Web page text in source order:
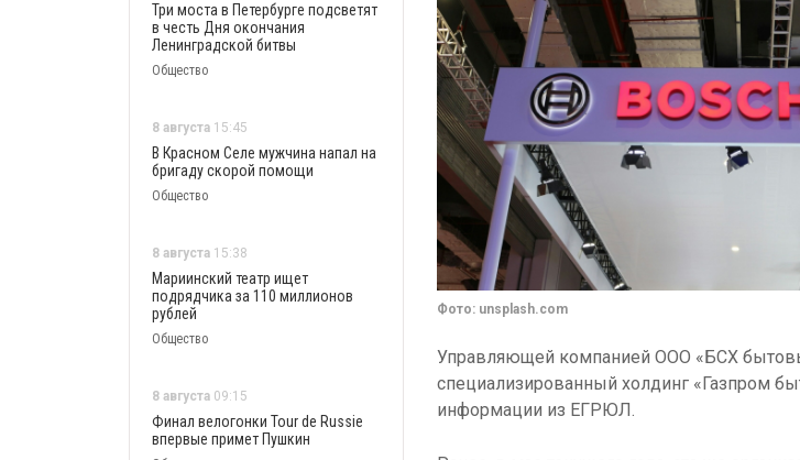
Фото: unsplash.com
Управляющей компанией ООО «БСХ
специализированный холдинг «Газпром
информации из ЕГРЮЛ.
Три моста в Петербурге подсветят
в честь Дня окончания
Ленинградской битвы
Общество
8 августа 15:45
В Красном Селе мужчина напал на
бригаду скорой помощи
Общество
8 августа 15:38
Мариинский театр ищет
подрядчика за 110 миллионов
рублей
Общество
8 августа 09:15
Финал велогонки Tour de Russie
впервые примет Пушкин